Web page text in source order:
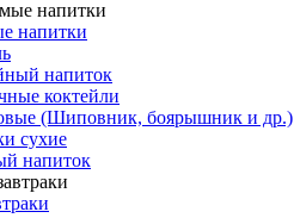
напитки
напиток
коктейли
(Шиповник, боярышник и др.)
сухие
напиток